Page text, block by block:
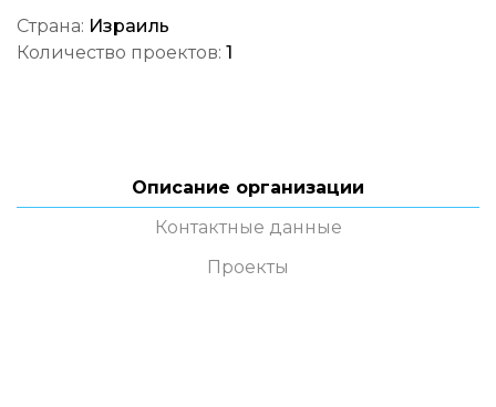
Страна: Израиль
Количество проектов: 1
Описание организации
Контактные данные
Проекты